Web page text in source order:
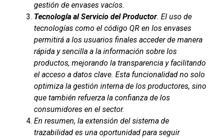
gestión de envases vacíos.
Tecnología al Servicio del Productor. El uso de
tecnologías como el código QR en los envases
permitirá a los usuarios finales acceder de manera
rápida y sencilla a la información sobre los
productos, mejorando la transparencia y facilitando
el acceso a datos clave. Esta funcionalidad no solo
optimiza la gestión interna de los productores, sino
que también refuerza la confianza de los
consumidores en el sector.
En resumen, la extensión del sistema de
trazabilidad es una oportunidad para seguir